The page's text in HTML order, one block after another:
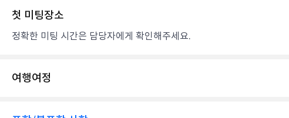
첫 미팅장소
정확한 미팅 시간은 담당자에게 확인해주세요.
여행여정